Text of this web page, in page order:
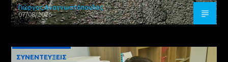
Γιώργος Αναγνωστόπουλος
07/08/2026
ΣΥΝΕΝΤΕΥΞΕΙΣ